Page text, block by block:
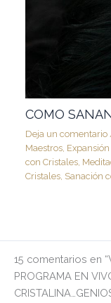
COMO
Deja un comentario
Maestros,
con Cristales,
Cristales, Sanación
15 comentarios en
PROGRAMA EN